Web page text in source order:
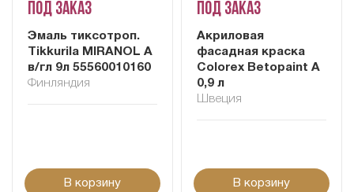
Под заказ
Эмаль тиксотроп.
Tikkurila MIRANOL A
в/гл 9л 55560010160
Финляндия
В корзину
Под заказ
Акриловая
фасадная краска
Colorex Betopaint A
0,9 л
Швеция
В корзину